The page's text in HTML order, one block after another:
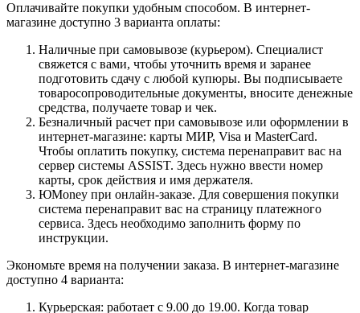
Оплачивайте покупки удобным способом. В интернет-
магазине доступно 3 варианта оплаты:
Наличные при самовывозе (курьером). Специалист
свяжется с вами, чтобы уточнить время и заранее
подготовить сдачу с любой купюры. Вы подписываете
товаросопроводительные документы, вносите денежные
средства, получаете товар и чек.
Безналичный расчет при самовывозе или оформлении в
интернет-магазине: карты МИР, Visa и MasterCard.
Чтобы оплатить покупку, система перенаправит вас на
сервер системы ASSIST. Здесь нужно ввести номер
карты, срок действия и имя держателя.
ЮMoney при онлайн-заказе. Для совершения покупки
система перенаправит вас на страницу платежного
сервиса. Здесь необходимо заполнить форму по
инструкции.
Экономьте время на получении заказа. В интернет-магазине
доступно 4 варианта:
Курьерская: работает с 9.00 до 19.00. Когда товар